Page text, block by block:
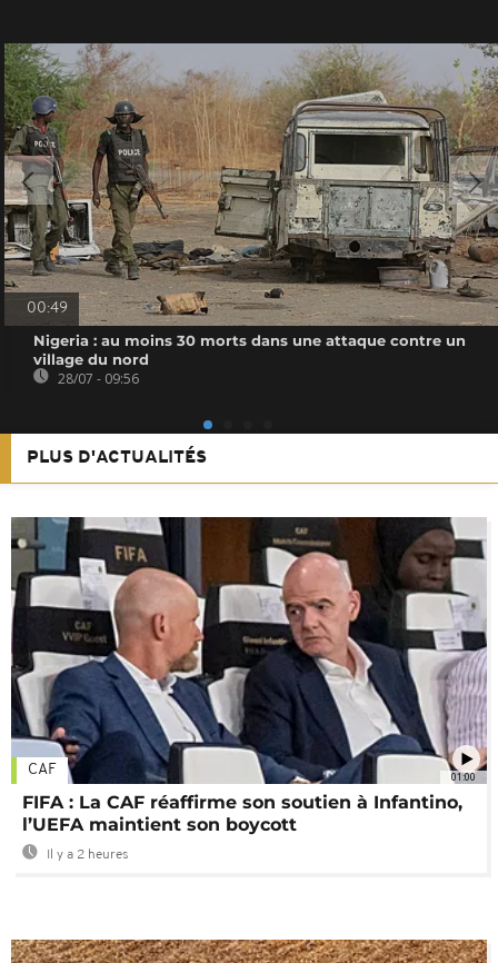
00:49
Nigeria : au moins 30 morts dans une attaque contre un
village du nord
28/07 - 09:56
PLUS D'ACTUALITÉS
01:00
CAF
FIFA : La CAF réaffirme son soutien à Infantino,
l’UEFA maintient son boycott
Il y a 2 heures